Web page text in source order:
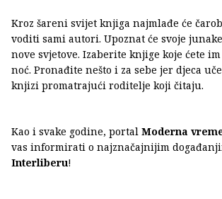
Kroz šareni svijet knjiga najmlađe će
voditi sami autori. Upoznat će svoje
nove svjetove. Izaberite knjige koje ćete
noć. Pronađite nešto i za sebe jer djeca
knjizi promatrajući roditelje koji čitaju.
Kao i svake godine, portal Moderna
vas informirati o najznačajnijim
Interliberu!